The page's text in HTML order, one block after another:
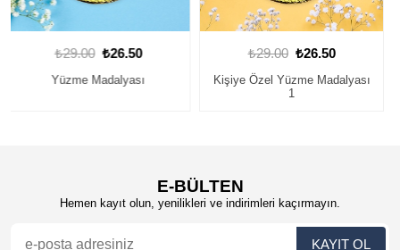
₺29.00 ₺26.50
Kişiye Özel Yüzme Madalyası
₺29.00 ₺26.50
Yüzme Madalyası
E-BÜLTEN
Hemen kayıt olun, yenilikleri ve indirimleri kaçırmayın.